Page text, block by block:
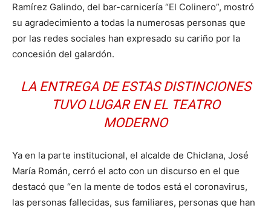
Ramírez Galindo, del bar-carnicería “El Colinero”, mostró
su agradecimiento a todas la numerosas personas que
por las redes sociales han expresado su cariño por la
concesión del galardón.
LA ENTREGA DE ESTAS DISTINCIONES
TUVO LUGAR EN EL TEATRO
MODERNO
Ya en la parte institucional, el alcalde de Chiclana, José
María Román, cerró el acto con un discurso en el que
destacó que “en la mente de todos está el coronavirus,
las personas fallecidas, sus familiares, personas que han